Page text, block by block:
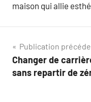
maison qui allie
Navigation
de
Publication
Changer de
sans repartir de